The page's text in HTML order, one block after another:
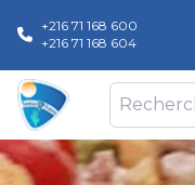
+216 71 168 600
+216 71 168 604